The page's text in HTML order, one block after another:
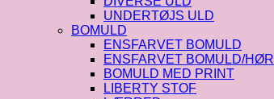
UNDERTØJS ULD
BOMULD
ENSFARVET BOMULD
ENSFARVET BOMULD/HØR
BOMULD MED PRINT
LIBERTY STOF